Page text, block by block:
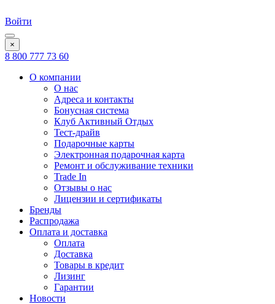
Войти
×
8 800 777 73 60
О компании
О нас
Адреса и контакты
Бонусная система
Клуб Активный Отдых
Тест-драйв
Подарочные карты
Электронная подарочная карта
Ремонт и обслуживание техники
Trade In
Отзывы о нас
Лицензии и сертификаты
Бренды
Распродажа
Оплата и доставка
Оплата
Доставка
Товары в кредит
Лизинг
Гарантии
Новости